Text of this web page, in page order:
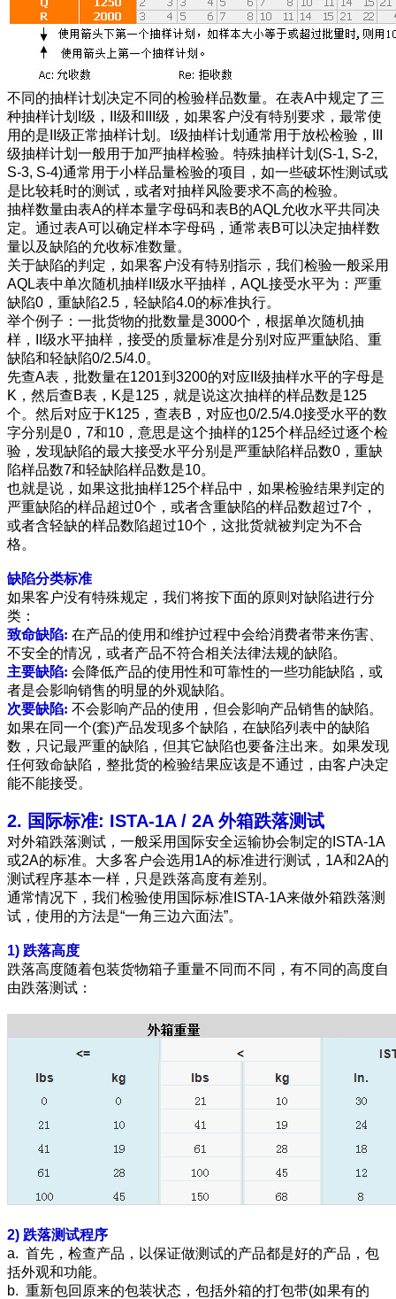
不同的抽样计划决定不同的检验样品数量。在表A中规定了三
种抽样计划 I级，II级和III级 ，如果客户没有特别要求，最常使
用的是 级正常抽样计划。I级抽样计划通常用于放松检验，
级抽样计划一般用于加严抽样检验。特殊抽样计划 (S-1, S-2,
S-3, S-4)通常用于小样品量检验的项目，如一些破坏性测试或
是比较耗时的测试，或者对抽样风险要求不高的检验。
抽样数量由表A的样本量字母码和表B的AQL允收水平共同决
定。通过表A可以确定样本字母码，通常表B可以决定抽样数
量以及缺陷的允收标准数量。
关于缺陷的判定，如果客户没有特别指示，我们检验一般采用
AQL表中单次随机抽样II级水平抽样，AQL接受水平为：严重
缺陷0，重缺陷2.5，轻缺陷4.0的标准执行。
举个例子：一批货物的批数量是3000个，根据单次随机抽
样，II级水平抽样，接受的质量标准是分别对应严重缺陷、重
缺陷和轻缺陷0/2.5/4.0。
先查A表，批数量在1201到3200的对应II级抽样水平的字母是
K，然后查B表，K是125，就是说这次抽样的样品数是125
个。然后对应于K125，查表B，对应也0/2.5/4.0接受水平的数
字分别是0，7和10，意思是这个抽样的125个样品经过逐个检
验，发现缺陷的最大接受水平分别是严重缺陷样品数0，重缺
陷样品数7和轻缺陷样品数是10。
也就是说，如果这批抽样125个样品中，如果检验结果判定的
严重缺陷的样品超过0个，或者含重缺陷的样品数超过7个，
或者含轻缺的样品数陷超过10个，这批货就被判定为不合
格。
缺陷分类标准
如果客户没有特殊规定，我们将按下面的原则对缺陷进行分
类：
致命缺陷: 在产品的使用和维护过程中会给消费者带来伤害、
不安全的情况，或者产品不符合相关法律法规的缺陷。
主要缺陷: 会降低产品的使用性和可靠性的一些功能缺陷，或
者是会影响销售的明显的外观缺陷。
次要缺陷: 不会影响产品的使用，但会影响产品销售的缺陷。
如果在同一个(套)产品发现多个缺陷，在缺陷列表中的缺陷
数，只记最严重的缺陷，但其它缺陷也要备注出来。如果发现
任何致命缺陷，整批货的检验结果应该是不通过，由客户决定
能不能接受。
2. 国际标准: ISTA-1A / 2A 外箱跌落测试
对外箱跌落测试，一般采用国际安全运输协会制定的ISTA-1A
或2A的标准。大多客户会选用1A的标准进行测试，1A和2A的
测试程序基本一样，只是跌落高度有差别。
通常情况下，我们检验使用国际标准ISTA-1A来做外箱跌落测
试，使用的方法是“一角三边六面法”。
1) 跌落高度
跌落高度随着包装货物箱子重量不同而不同，有不同的高度自
由跌落测试：
2) 跌落测试程序
a. 首先，检查产品，以保证做测试的产品都是好的产品，包
括外观和功能。
b. 重新包回原来的包装状态，包括外箱的打包带(如果有的